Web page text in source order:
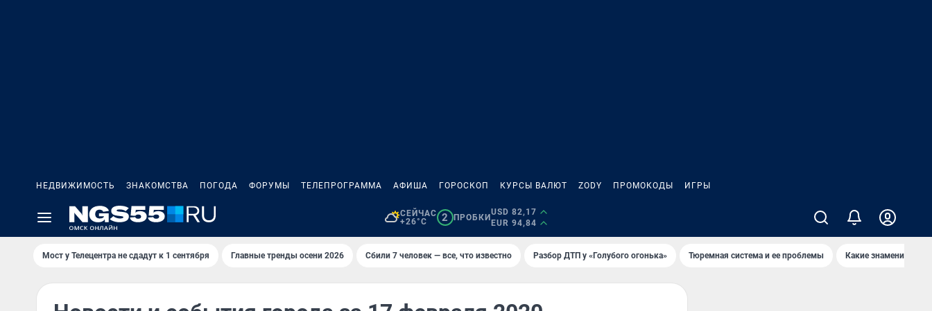
НЕДВИЖИМОСТЬ ЗНАКОМСТВА ПОГОДА ФОРУМЫ ТЕЛЕПРОГРАММА АФИША ГОРОСКОП КУРСЫ ВАЛЮТ ZODY ПРОМОКОДЫ ИГРЫ
СЕЙЧАС
+26°C
2 ПРОБКИ
USD 82,17
EUR 94,84
Мост у Телецентра не сдадут к 1 сентября Главные тренды осени 2026 Сбили 7 человек — все, что известно Разбор ДТП у «Голубого огонька» Тюремная система и ее проблемы Какие знаменитости